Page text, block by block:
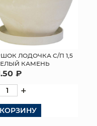
ЛОДОЧКА С/П 1,5
КАМЕНЬ
₽
+